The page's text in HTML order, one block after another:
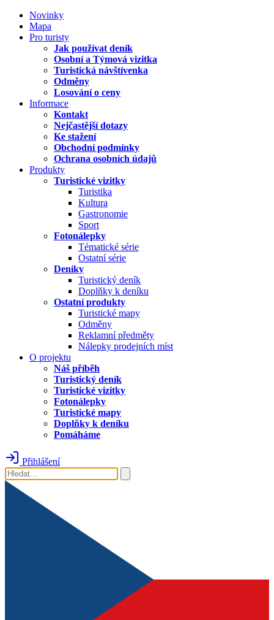
Novinky
Mapa
Pro turisty
Jak používat deník
Osobní a Týmová vizitka
Turistická návštívenka
Odměny
Losování o ceny
Informace
Kontakt
Nejčastější dotazy
Ke stažení
Obchodní podmínky
Ochrana osobních údajů
Produkty
Turistické vizitky
Turistika
Kultura
Gastronomie
Sport
Fotonálepky
Tématické série
Ostatní série
Deníky
Turistický deník
Doplňky k deníku
Ostatní produkty
Turistické mapy
Odměny
Reklamní předměty
Nálepky prodejních míst
O projektu
Náš příběh
Turistický deník
Turistické vizitky
Fotonálepky
Turistické mapy
Doplňky k deníku
Pomáháme
Přihlášení